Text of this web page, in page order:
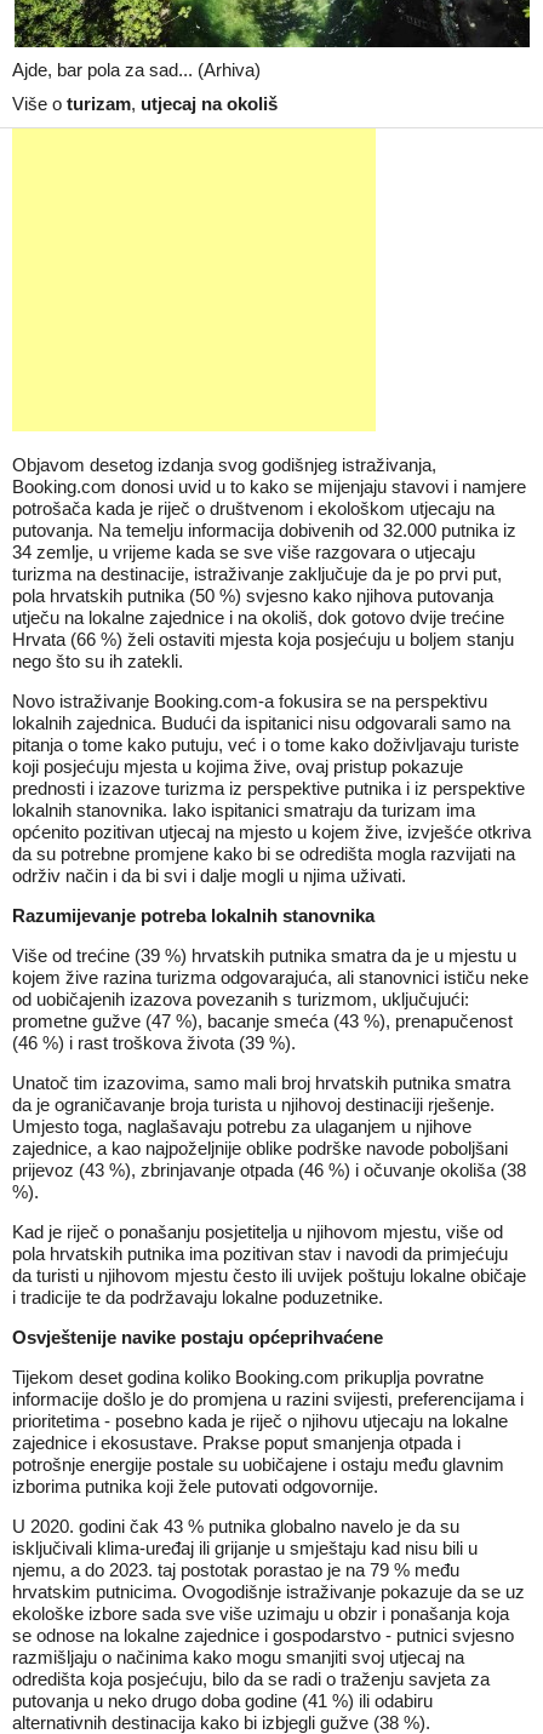
Ajde, bar pola za sad... (Arhiva)
Više o turizam, utjecaj na okoliš
Objavom desetog izdanja svog godišnjeg istraživanja,
Booking.com donosi uvid u to kako se mijenjaju stavovi i namjere
potrošača kada je riječ o društvenom i ekološkom utjecaju na
putovanja. Na temelju informacija dobivenih od 32.000 putnika iz
34 zemlje, u vrijeme kada se sve više razgovara o utjecaju
turizma na destinacije, istraživanje zaključuje da je po prvi put,
pola hrvatskih putnika (50 %) svjesno kako njihova putovanja
utječu na lokalne zajednice i na okoliš, dok gotovo dvije trećine
Hrvata (66 %) želi ostaviti mjesta koja posjećuju u boljem stanju
nego što su ih zatekli.
Novo istraživanje Booking.com-a fokusira se na perspektivu
lokalnih zajednica. Budući da ispitanici nisu odgovarali samo na
pitanja o tome kako putuju, već i o tome kako doživljavaju turiste
koji posjećuju mjesta u kojima žive, ovaj pristup pokazuje
prednosti i izazove turizma iz perspektive putnika i iz perspektive
lokalnih stanovnika. Iako ispitanici smatraju da turizam ima
općenito pozitivan utjecaj na mjesto u kojem žive, izvješće otkriva
da su potrebne promjene kako bi se odredišta mogla razvijati na
održiv način i da bi svi i dalje mogli u njima uživati.
Razumijevanje potreba lokalnih stanovnika
Više od trećine (39 %) hrvatskih putnika smatra da je u mjestu u
kojem žive razina turizma odgovarajuća, ali stanovnici ističu neke
od uobičajenih izazova povezanih s turizmom, uključujući:
prometne gužve (47 %), bacanje smeća (43 %), prenapučenost
(46 %) i rast troškova života (39 %).
Unatoč tim izazovima, samo mali broj hrvatskih putnika smatra
da je ograničavanje broja turista u njihovoj destinaciji rješenje.
Umjesto toga, naglašavaju potrebu za ulaganjem u njihove
zajednice, a kao najpoželjnije oblike podrške navode poboljšani
prijevoz (43 %), zbrinjavanje otpada (46 %) i očuvanje okoliša (38
%).
Kad je riječ o ponašanju posjetitelja u njihovom mjestu, više od
pola hrvatskih putnika ima pozitivan stav i navodi da primjećuju
da turisti u njihovom mjestu često ili uvijek poštuju lokalne običaje
i tradicije te da podržavaju lokalne poduzetnike.
Osvještenije navike postaju općeprihvaćene
Tijekom deset godina koliko Booking.com prikuplja povratne
informacije došlo je do promjena u razini svijesti, preferencijama i
prioritetima - posebno kada je riječ o njihovu utjecaju na lokalne
zajednice i ekosustave. Prakse poput smanjenja otpada i
potrošnje energije postale su uobičajene i ostaju među glavnim
izborima putnika koji žele putovati odgovornije.
U 2020. godini čak 43 % putnika globalno navelo je da su
isključivali klima-uređaj ili grijanje u smještaju kad nisu bili u
njemu, a do 2023. taj postotak porastao je na 79 % među
hrvatskim putnicima. Ovogodišnje istraživanje pokazuje da se uz
ekološke izbore sada sve više uzimaju u obzir i ponašanja koja
se odnose na lokalne zajednice i gospodarstvo - putnici svjesno
razmišljaju o načinima kako mogu smanjiti svoj utjecaj na
odredišta koja posjećuju, bilo da se radi o traženju savjeta za
putovanja u neko drugo doba godine (41 %) ili odabiru
alternativnih destinacija kako bi izbjegli gužve (38 %).